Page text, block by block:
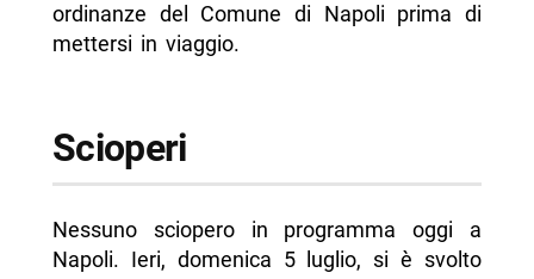
ordinanze del Comune di Napoli prima di
mettersi in viaggio.
Scioperi
Nessuno sciopero in programma oggi a
Napoli. Ieri, domenica 5 luglio, si è svolto